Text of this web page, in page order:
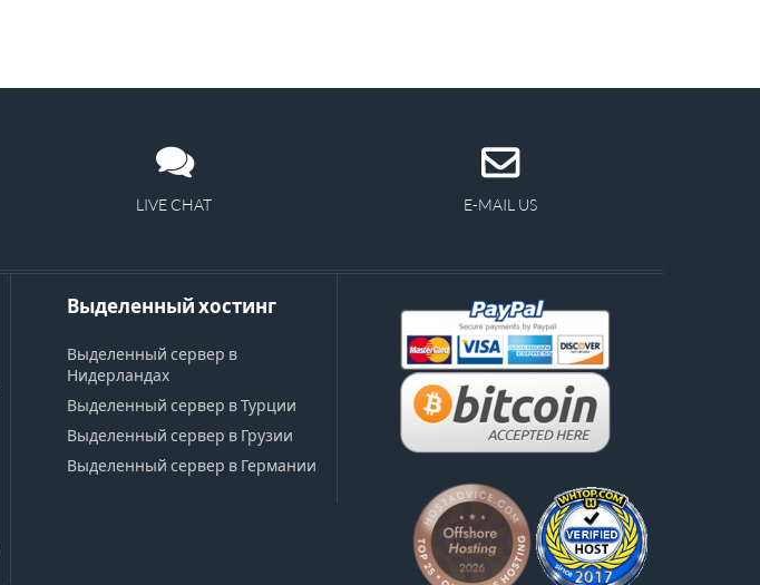
LIVE CHAT E-MAIL US
Выделенный хостинг
Выделенный сервер в
Нидерландах
Выделенный сервер в Турции
Выделенный сервер в Грузии
Выделенный сервер в Германии